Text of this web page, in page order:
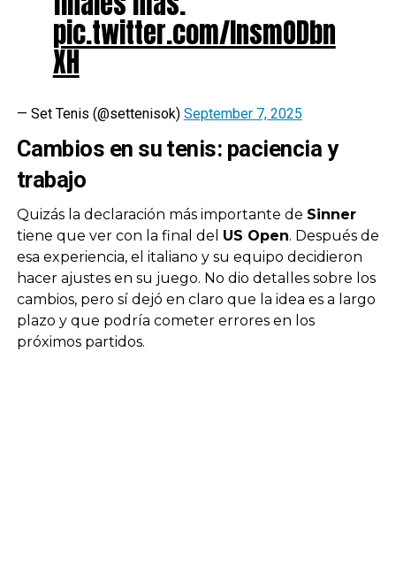
pic.twitter.com/InsmODbn
XH
— Set Tenis (@settenisok) September 7, 2025
Cambios en su tenis: paciencia y
trabajo
Quizás la declaración más importante de Sinner
tiene que ver con la final del US Open. Después de
esa experiencia, el italiano y su equipo decidieron
hacer ajustes en su juego. No dio detalles sobre los
cambios, pero sí dejó en claro que la idea es a largo
plazo y que podría cometer errores en los
próximos partidos.